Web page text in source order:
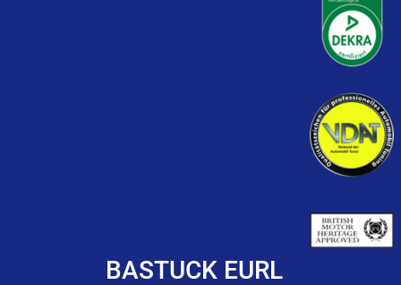
BASTUCK EURL